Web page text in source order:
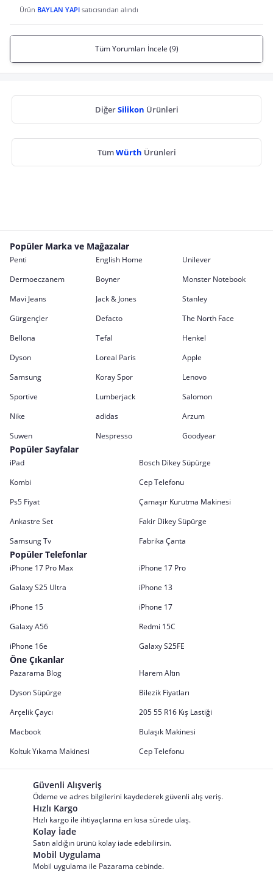
Ürün BAYLAN YAPI satıcısından alındı
Tüm Yorumları İncele (9)
DiğerSilikon Ürünleri
TümWürth Ürünleri
Popüler Marka ve Mağazalar
Penti English Home
Unilever
Dermoeczanem
Boyner
Monster Notebook
Mavi Jeans
Jack & Jones
Stanley
Gürgençler
Defacto
The North Face
Bellona
Tefal
Henkel
Dyson
Loreal Paris
Apple
Samsung
Koray Spor
Lenovo
Sportive
Lumberjack
Salomon
Nike
adidas
Arzum
Suwen
Nespresso Goodyear
Popüler Sayfalar
iPad
Bosch Dikey Süpürge
Kombi
Cep Telefonu
Ps5 Fiyat
Çamaşır Kurutma Makinesi
Ankastre Set
Fakir Dikey Süpürge
Samsung Tv
Fabrika Çanta
Popüler Telefonlar
iPhone 17 Pro Max
iPhone 17 Pro
Galaxy S25 Ultra
iPhone 13
iPhone 15
iPhone 17
Galaxy A56
Redmi 15C
iPhone 16e
Galaxy S25FE
Öne Çıkanlar
Pazarama Blog
Harem Altın
Dyson Süpürge
Bilezik Fiyatları
Arçelik Çaycı
205 55 R16 Kış Lastiği
Macbook
Bulaşık Makinesi
Koltuk Yıkama Makinesi
Cep Telefonu
Güvenli Alışveriş
Ödeme ve adres bilgilerini kaydederek güvenli alış veriş.
Hızlı Kargo
Hızlı kargo ile ihtiyaçlarına en kısa sürede ulaş.
Kolay İade
Satın aldığın ürünü kolay iade edebilirsin.
Mobil Uygulama
Mobil uygulama ile Pazarama cebinde.